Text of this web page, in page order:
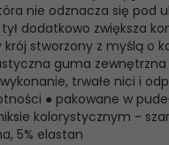
nie odznacza się pod
dodatkowo zwiększa
krój stworzony z myślą o
guma zewnętrzna
trwałe nici i
● pakowane w
kolorystycznym -
5% elastan